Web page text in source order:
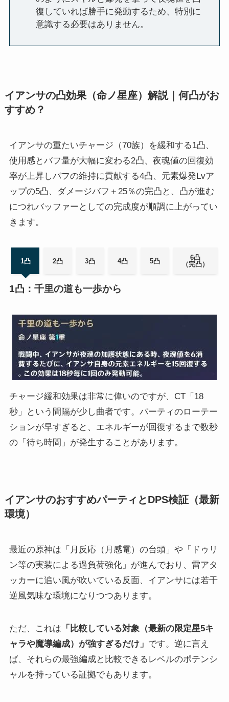
復していれば勝手に発動するため、特別に
意識する必要はありません。
イアンサの凸効果（命ノ星座）解説｜何凸がお
すすめ？
イアンサの重たいチャージ（70族）を緩和する1凸、
使用感とバフ量が大幅に変わる2凸、夜魂値の回復効
率が上昇しバフの維持に貢献する4凸、元素爆発Lvア
ップの5凸、ダメージバフ＋25％の完凸と、凸が進む
につれバッファーとしての完成度が順調に上がってい
きます。
1凸 2凸 3凸 4凸 5凸
6凸
（完凸）
1凸：千里の道も一歩から
チャージ緩和効果は非常に偉いのですが、CT「18
秒」という間隔が少し曲者です。パーティのローテー
ションが早すぎると、エネルギーが回復するまで数秒
の「待ち時間」が発生することがあります。
イアンサのおすすめパーティとDPS検証（最新
環境）
最近の原神は「月反応（月感電）の台頭」や「ドゥリ
ン等の実装による過負荷強化」が進んでおり、雷アタ
ッカーに追い風が吹いている反面、イアンサには若干
逆風気味な環境になりつつあります。
ただ、これは 「比較している対象（最新の限定星5キ
ャラや魔導編成）が強すぎるだけ」 です。逆に言え
ば、それらの最強編成と比較できるレベルのポテンシ
ャルを持っている証拠でもあります。